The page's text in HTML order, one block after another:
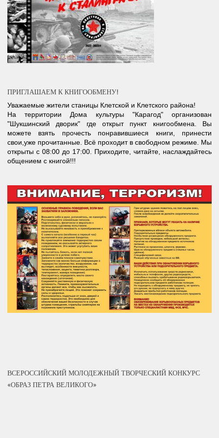
ПРИГЛАШАЕМ К КНИГООБМЕНУ!
Уважаемые жители станицы Клетской и Клетского района!
На территории Дома культуры "Карагод" организован
"Шукшинский дворик" где открыт пункт книгообмена. Вы
можете взять прочесть понравившиеся книги, принести
свои,уже прочитанные. Всё проходит в свободном режиме. Мы
открыты с 08:00 до 17:00. Приходите, читайте, наслаждайтесь
общением с книгой!!!
ВСЕРОССИЙСКИЙ МОЛОДЕЖНЫЙ ТВОРЧЕСКИЙ КОНКУРС
«ОБРАЗ ПЕТРА ВЕЛИКОГО»